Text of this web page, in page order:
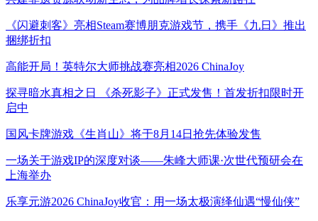
《闪避刺客》亮相Steam赛博朋克游戏节，携手《九日》推出
捆绑折扣
高能开局！英特尔大师挑战赛亮相2026 ChinaJoy
探寻暗水真相之日 《杀死影子》正式发售！首发折扣限时开
启中
国风卡牌游戏《生肖山》将于8月14日抢先体验发售
一场关于游戏IP的深度对谈——朱峰大师课·次世代预研会在
上海举办
乐享元游2026 ChinaJoy收官：用一场太极演绎仙遇“慢仙侠”